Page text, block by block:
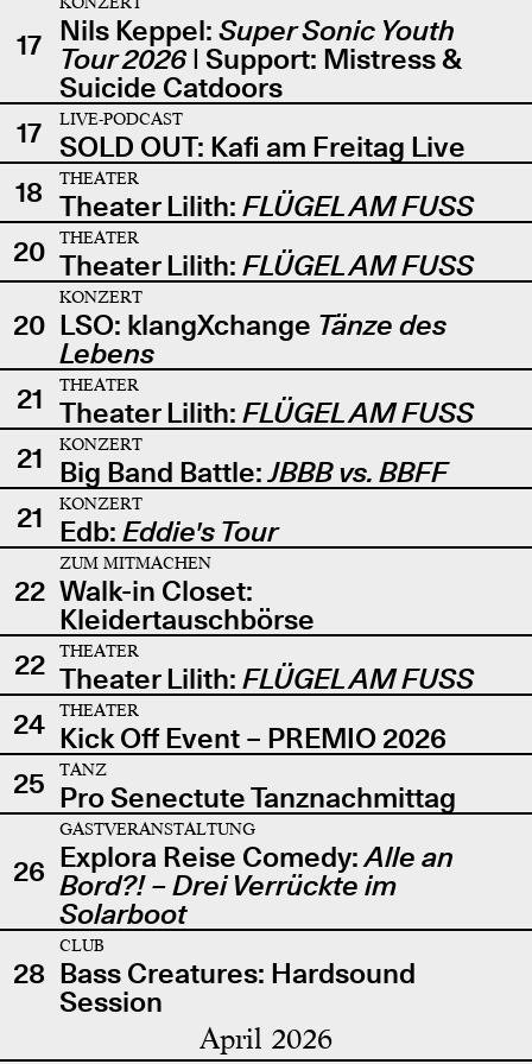
17 Nils Keppel: Super Sonic Youth
Tour 2026| Support: Mistress &
Suicide Catdoors
17
LIVE-PODCAST
SOLD OUT: Kafi am Freitag Live
18
THEATER
Theater Lilith: FLÜGEL AM FUSS
20
THEATER
Theater Lilith: FLÜGEL AM FUSS
20
KONZERT
LSO: klangXchange Tänze des
Lebens
21
THEATER
Theater Lilith: FLÜGEL AM FUSS
21
KONZERT
Big Band Battle:JBBB vs. BBFF
21
KONZERT
Edb: Eddie's Tour
22
ZUM MITMACHEN
Walk-in Closet:
Kleidertauschbörse
22
THEATER
Theater Lilith: FLÜGEL AM FUSS
24
THEATER
Kick Off Event – PREMIO 2026
25
TANZ
Pro Senectute Tanznachmittag
26
GASTVERANSTALTUNG
Explora Reise Comedy:Alle an
Bord?! – Drei Verrückte im
Solarboot
28
CLUB
Bass Creatures: Hardsound
Session
April 2026